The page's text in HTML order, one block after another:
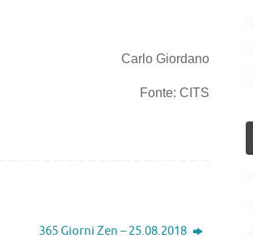
Carlo Giordano
Fonte: CITS
365 Giorni Zen – 25.08.2018